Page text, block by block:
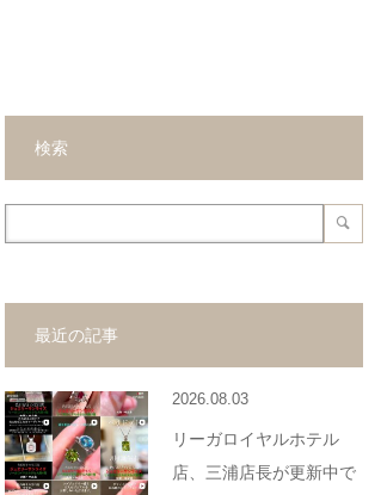
検索
最近の記事
2026.08.03
リーガロイヤルホテル
店、三浦店長が更新中で